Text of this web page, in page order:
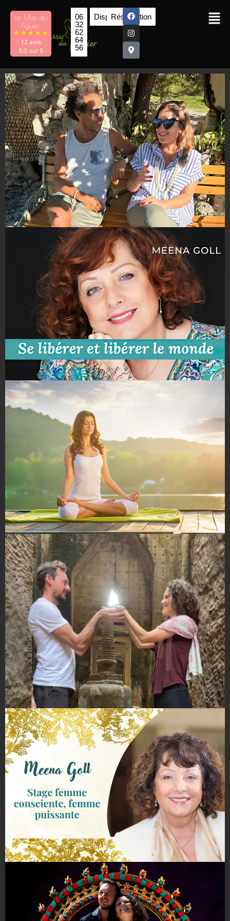
Le Mas du
Figuier
★★★★★
12 avis
5.0 sur 5
06
32
62
64
56
Disponibilités
Réservation
Constellations et Yoga par Moussa
Mokraoui et Joanne Dakessian 24-26
Mai 24
Ose la vie par Meena Goll et Gaïa
Compagnon Juillet 2024
L'énergie du Yoga par Myllarka Juillet
24
La voie du couple par Mvie & Fabrice
23-25 Février/5-7 Avril 24/1-2 Juin
Femme Consciente - Femme
Puissante par Meena Goll Août 2024